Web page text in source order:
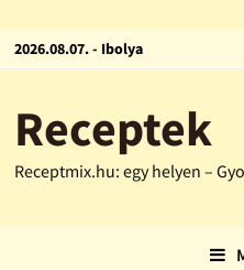
2026.08.07. - Ibolya
Receptek
Receptmix.hu: egy helyen –